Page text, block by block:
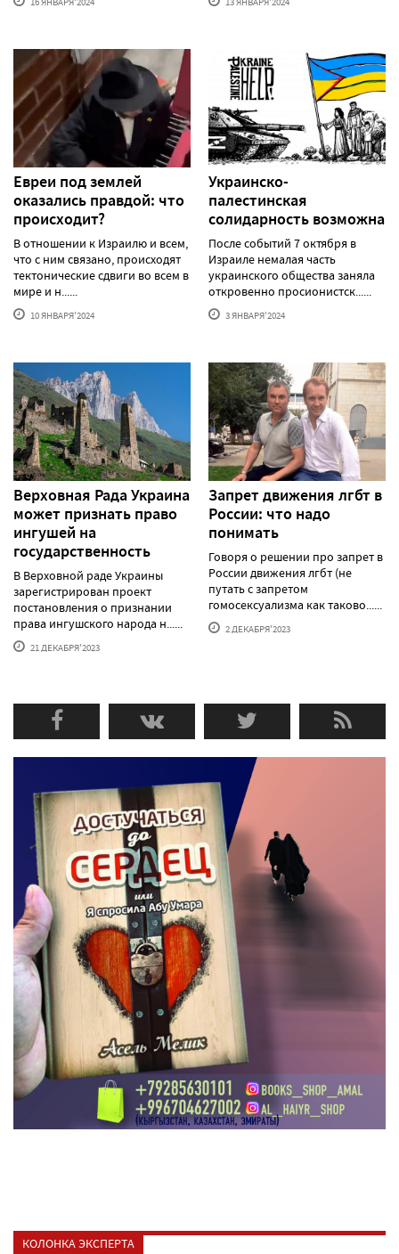
Евреи под землей
оказались правдой: что
происходит?
В отношении к Израилю и всем,
что с ним связано, происходят
тектонические сдвиги во всем в
мире и н......
10 ЯНВАРЯ'2024
Украинско-
палестинская
солидарность возможна
После событий 7 октября в
Израиле немалая часть
украинского общества заняла
откровенно просионистск......
3 ЯНВАРЯ'2024
Верховная Рада Украина
может признать право
ингушей на
государственность
В Верховной раде Украины
зарегистрирован проект
постановления о признании
права ингушского народа н......
21 ДЕКАБРЯ'2023
Запрет движения лгбт в
России: что надо
понимать
Говоря о решении про запрет в
России движения лгбт (не
путать с запретом
гомосексуализма как таково......
2 ДЕКАБРЯ'2023
КОЛОНКА ЭКСПЕРТА